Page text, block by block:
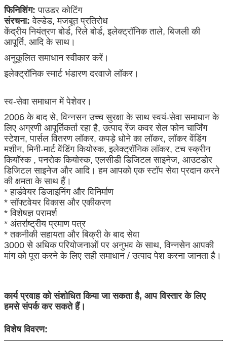
फिनिशिंग: पाउडर कोटिंग
संरचना: वेल्डेड, मजबूत प्रतिरोध
केंद्रीय नियंत्रण बोर्ड, रिले बोर्ड, इलेक्ट्रॉनिक ताले, बिजली की
आपूर्ति, आदि के साथ।
अनुकूलित समाधान स्वीकार करें।
इलेक्ट्रॉनिक स्मार्ट भंडारण दरवाजे लॉकर।
स्व-सेवा समाधान में पेशेवर।
2006 के बाद से, विन्नसन उच्च सुरक्षा के साथ स्वयं-सेवा समाधान के
लिए अग्रणी आपूर्तिकर्ता रहा है, उत्पाद रेंज कवर सेल फोन चार्जिंग
स्टेशन, पार्सल वितरण लॉकर, कपड़े धोने का लॉकर, लॉकर वेंडिंग
मशीन, मिनी-मार्ट वेंडिंग कियोस्क, इलेक्ट्रॉनिक लॉकर, टच स्क्रीन
कियॉस्क , पनरोक कियोस्क, एलसीडी डिजिटल साइनेज, आउटडोर
डिजिटल साइनेज और आदि। हम आपको एक स्टॉप सेवा प्रदान करने
की क्षमता के साथ हैं।
* हार्डवेयर डिजाइनिंग और विनिर्माण
* सॉफ्टवेयर विकास और एकीकरण
* विशेषज्ञ परामर्श
* अंतर्राष्ट्रीय प्रमाण पत्र
* तकनीकी सहायता और बिक्री के बाद सेवा
3000 से अधिक परियोजनाओं पर अनुभव के साथ, विन्नसेन आपकी
मांग को पूरा करने के लिए सही समाधान / उत्पाद पेश करना जानता है।
कार्य प्रवाह को संशोधित किया जा सकता है, आप विस्तार के लिए
हमसे संपर्क कर सकते हैं।
विशेष विवरण: